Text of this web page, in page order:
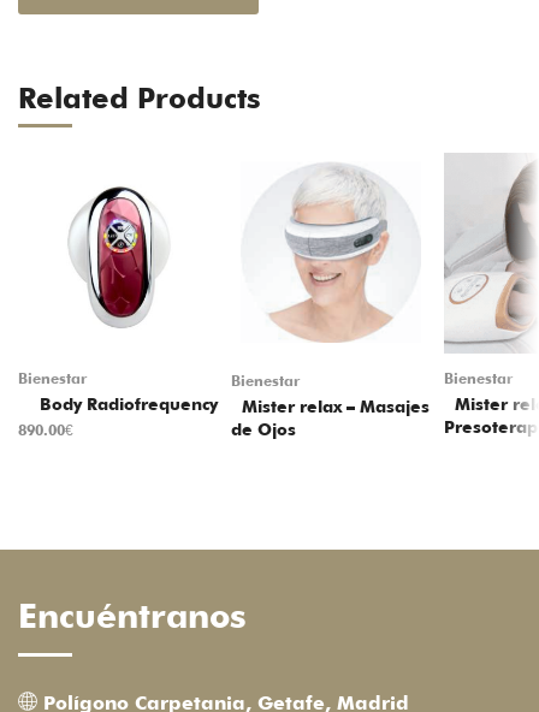
Related Products
Bienestar
Body Radiofrequency
890.00€
Bienestar
Mister relax – Masajes
de Ojos
Bienestar
Mister
Encuéntranos
Polígono Carpetania, Getafe, Madrid